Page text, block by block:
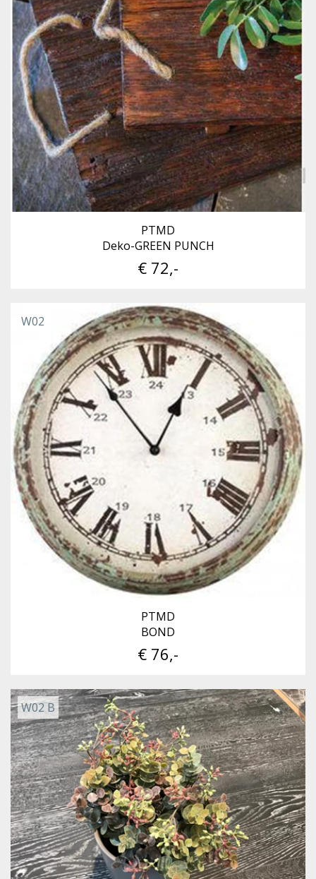
PTMD
Deko-GREEN PUNCH
€ 72,-
W02
PTMD
BOND
€ 76,-
W02 B